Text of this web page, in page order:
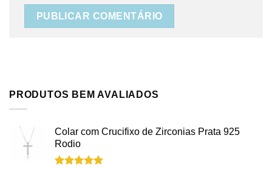
PRODUTOS BEM AVALIADOS
Colar com Crucifixo de Zirconias Prata 925
Rodio